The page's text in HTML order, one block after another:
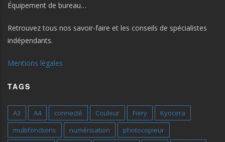
Équipement de bureau…
Retrouvez tous nos savoir-faire et les conseils de spécialistes
indépendants.
Mentions légales
TAGS
A3 A4 connecté Couleur Fiery
Kyocera
multifonctions
numérisation
photocopieur